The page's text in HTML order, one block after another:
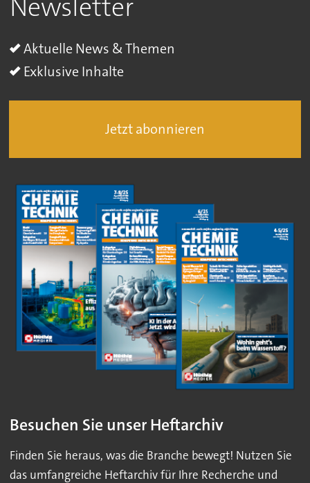
Newsletter
Aktuelle News & Themen
Exklusive Inhalte
Jetzt abonnieren
Besuchen Sie unser Heftarchiv
Finden Sie heraus, was die Branche bewegt! Nutzen Sie
das umfangreiche Heftarchiv für Ihre Recherche und